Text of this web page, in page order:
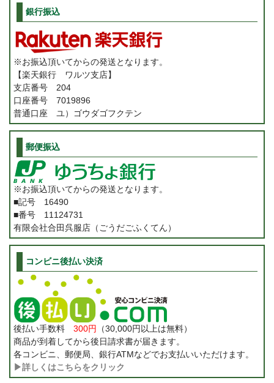
銀行振込
※お振込頂いてからの発送となります。
【楽天銀行 ワルツ支店】
支店番号 204
口座番号 7019896
普通口座 ユ）ゴウダゴフクテン
郵便振込
※お振込頂いてからの発送となります。
■記号 16490
■番号 11124731
有限会社合田呉服店（ごうだごふくてん）
コンビニ後払い決済
後払い手数料 300円 （30,000円以上は無料）
商品が到着してから後日請求書が届きます。
各コンビニ、郵便局、銀行ATMなどでお支払いいただけます。
▶詳しくはこちらをクリック